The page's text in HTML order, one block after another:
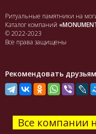
Ритуальные памятники на
Каталог компаний
© 2022-2023
Все права защищены
Рекомендовать
Все компании